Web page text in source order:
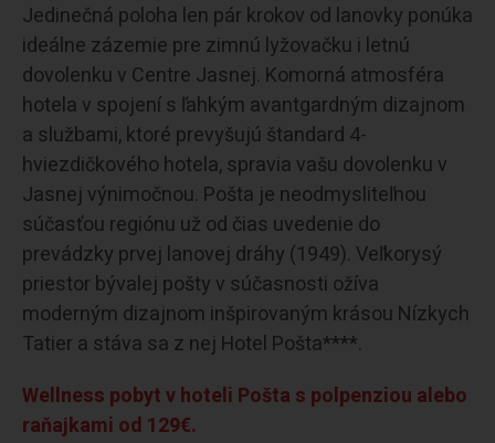
Jedinečná poloha len pár krokov od lanovky ponúka
ideálne zázemie pre zimnú lyžovačku i letnú
dovolenku v Centre Jasnej. Komorná atmosféra
hotela v spojení s ľahkým avantgardným dizajnom
a službami, ktoré prevyšujú štandard 4-
hviezdičkového hotela, spravia vašu dovolenku v
Jasnej výnimočnou. Pošta je neodmysliteľnou
súčasťou regiónu už od čias uvedenie do
prevádzky prvej lanovej dráhy (1949). Veľkorysý
priestor bývalej pošty v súčasnosti ožíva
moderným dizajnom inšpirovaným krásou Nízkych
Tatier a stáva sa z nej Hotel Pošta****.
Wellness pobyt v hoteli Pošta s polpenziou alebo
raňajkami od 129€.